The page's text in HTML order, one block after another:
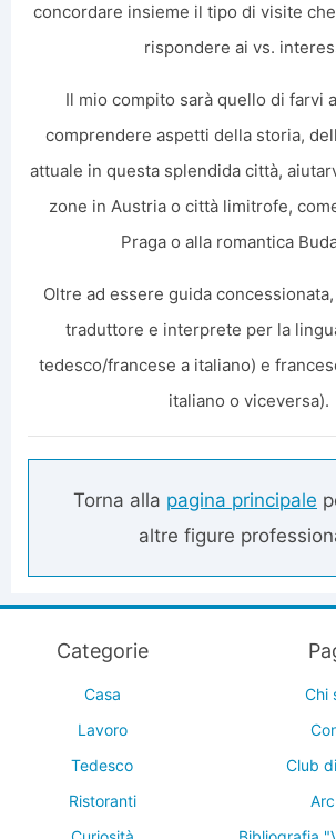
concordare insieme il tipo di visite
rispondere ai vs.
Il mio compito sarà quello di farvi
comprendere aspetti della storia,
attuale in questa splendida città,
zone in Austria o città limitrofe,
Praga o alla romantica
Oltre ad essere guida
traduttore e interprete per la
tedesco/francese a italiano) e
italiano o viceversa).
Torna alla pagina principale
altre figure
Categorie
Casa
Lavoro
Tedesco
Ristoranti
Chi
Club